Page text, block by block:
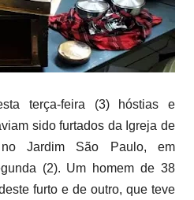
terça-feira (3) hóstias e
sido furtados da Igreja de
Jardim São Paulo, em
(2). Um homem de 38
furto e de outro, que teve